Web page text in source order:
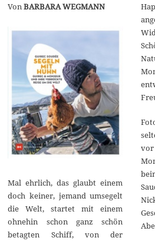
VonBARBARA WEGMANN
Mal ehrlich, das glaubt einem
doch keiner, jemand umsegelt
die Welt, startet mit einem
ohnehin schon ganz schön
betagten Schiff, von der